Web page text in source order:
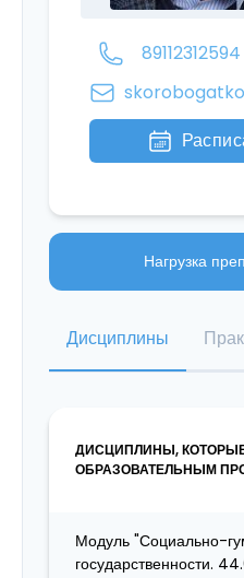
89112312594
Нагрузка
Дисциплины
ДИСЦИПЛИНЫ,
ОБРАЗОВАТЕЛЬНЫМ
Модуль "Социально-
государственности.